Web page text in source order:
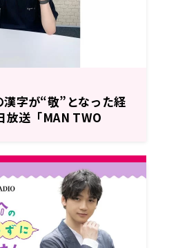
字が“敬”となった経
放送「MAN TWO